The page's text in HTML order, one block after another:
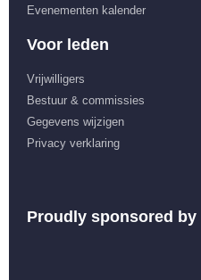
Evenementen kalender
Voor leden
Vrijwilligers
Bestuur & commissies
Gegevens wijzigen
Privacy verklaring
Proudly sponsored by